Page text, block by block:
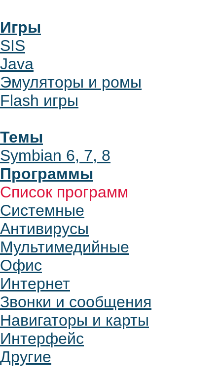
Игры
SIS
Java
Эмуляторы и ромы
Flash игры
Темы
Symbian 6, 7, 8
Программы
Список программ
Системные
Антивирусы
Мультимедийные
Офис
Интернет
Звонки и сообщения
Навигаторы и карты
Интерфейс
Другие